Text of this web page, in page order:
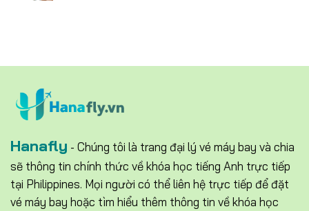
Hanafly - Chúng tôi là trang đại lý vé máy bay và chia
sẽ thông tin chính thức về khóa học tiếng Anh trực tiếp
tại Philippines. Mọi người có thể liên hệ trực tiếp để đặt
vé máy bay hoặc tìm hiểu thêm thông tin về khóa học